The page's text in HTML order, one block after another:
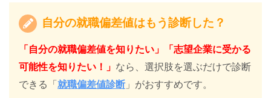
自分の就職偏差値はもう診断した？
「自分の就職偏差値を知りたい」「志望企業に受かる
可能性を知りたい！」 なら、選択肢を選ぶだけで診断
できる「 就職偏差値診断 」がおすすめです。